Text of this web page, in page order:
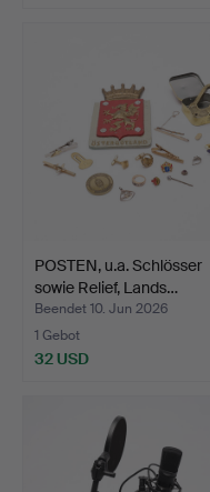
POSTEN, u.a. Schlösser
sowie Relief, Lands…
Beendet 10. Jun 2026
1 Gebot
32 USD